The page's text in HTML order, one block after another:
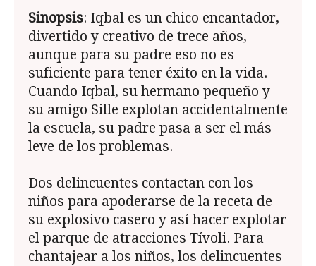
Sinopsis: Iqbal es un chico encantador,
divertido y creativo de trece años,
aunque para su padre eso no es
suficiente para tener éxito en la vida.
Cuando Iqbal, su hermano pequeño y
su amigo Sille explotan accidentalmente
la escuela, su padre pasa a ser el más
leve de los problemas.
Dos delincuentes contactan con los
niños para apoderarse de la receta de
su explosivo casero y así hacer explotar
el parque de atracciones Tívoli. Para
chantajear a los niños, los delincuentes